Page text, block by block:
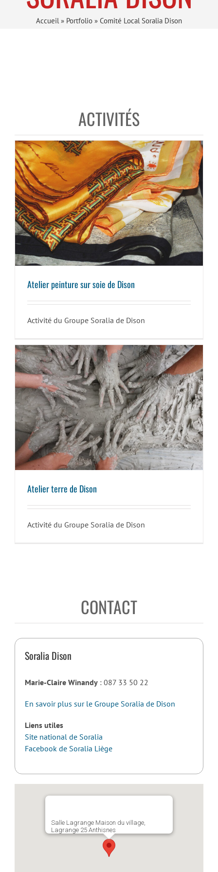
Accueil » Portfolio » Comité Local Soralia Dison
ACTIVITÉS
Atelier peinture sur soie de Dison
Atelier peinture sur soie de Dison
Activité du Groupe Soralia de Dison
Atelier terre de Dison
Atelier terre de Dison
Activité du Groupe Soralia de Dison
CONTACT
Soralia Dison
Marie-Claire Winandy: 087 33 50 22
En savoir plus sur le Groupe Soralia de Dison
Liens utiles
Site national de Soralia
Facebook de Soralia Liège
Salle Lagrange Maison du village,
Lagrange 25 Anthisnes